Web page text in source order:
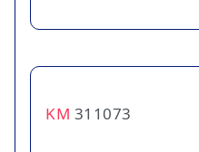
311073
KM